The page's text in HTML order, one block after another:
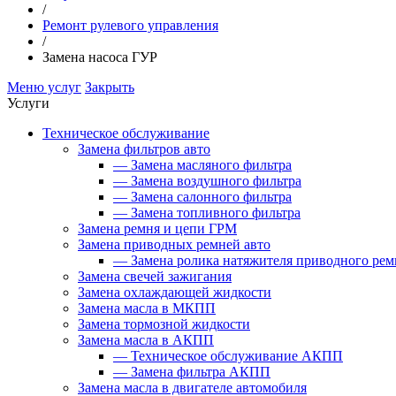
/
Ремонт рулевого управления
/
Замена насоса ГУР
Меню услуг Закрыть
Услуги
Техническое обслуживание
Замена фильтров авто
— Замена масляного фильтра
— Замена воздушного фильтра
— Замена салонного фильтра
— Замена топливного фильтра
Замена ремня и цепи ГРМ
Замена приводных ремней авто
— Замена ролика натяжителя приводного
Замена свечей зажигания
Замена охлаждающей жидкости
Замена масла в МКПП
Замена тормозной жидкости
Замена масла в АКПП
— Техническое обслуживание АКПП
— Замена фильтра АКПП
Замена масла в двигателе автомобиля